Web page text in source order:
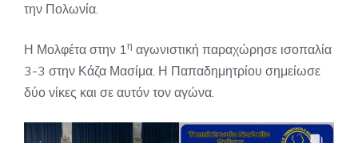
την Πολωνία.
Η Μολφέτα στην 1η αγωνιστική παραχώρησε ισοπαλία
3-3 στην Κάζα Μασίμα. Η Παπαδημητρίου σημείωσε
δύο νίκες και σε αυτόν τον αγώνα.